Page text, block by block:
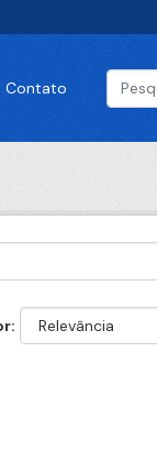
Contato